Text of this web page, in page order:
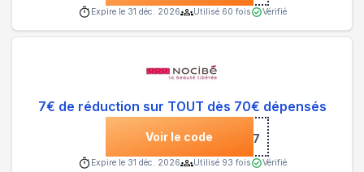
Expire le 31 déc. 2026 Utilisé 60 fois Vérifié
7€ de réduction sur TOUT dès 70€ dépensés
Voir le code ***697
Expire le 31 déc. 2026 Utilisé 93 fois Vérifié